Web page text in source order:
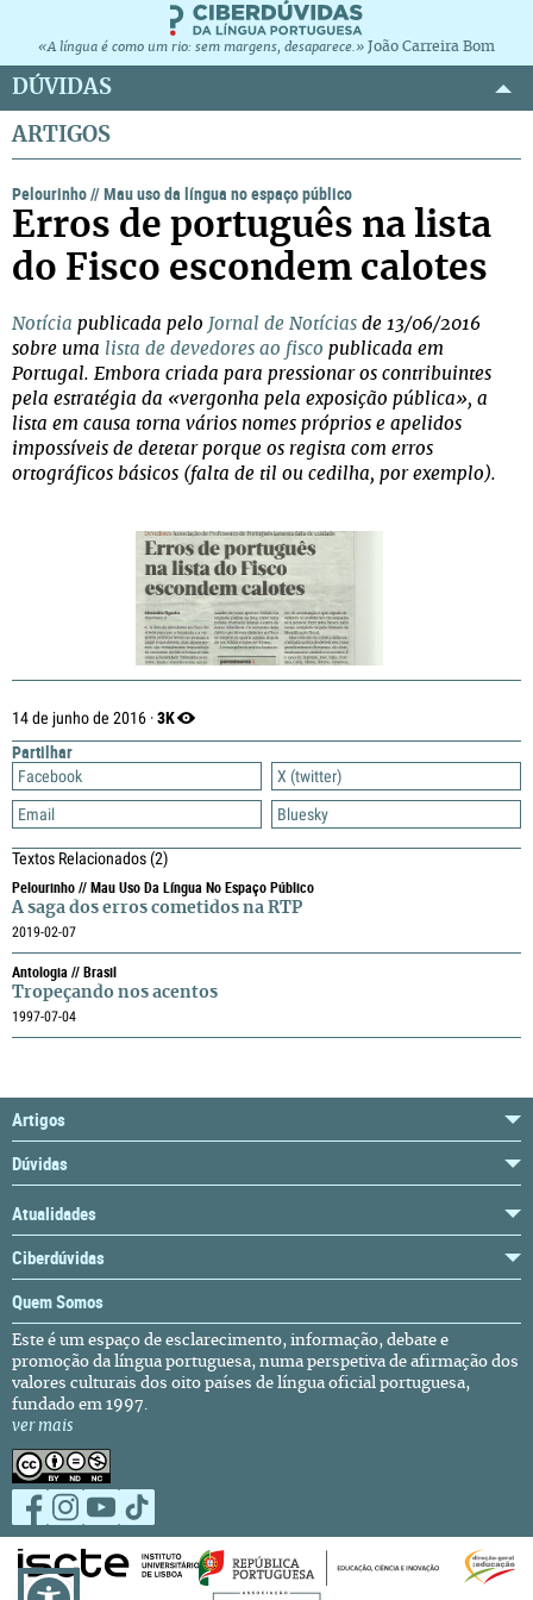
«A língua é como um rio: sem margens, desaparece.» João Carreira Bom
DÚVIDAS
ARTIGOS
14 de junho de 2016 ·3K
Partilhar
Facebook
X (twitter)
Email
Bluesky
Textos Relacionados(2)
Pelourinho // Mau Uso Da Língua No Espaço Público
A saga dos erros cometidos na RTP
2019-02-07
Antologia // Brasil
Tropeçando nos acentos
1997-07-04
Pelourinho//Mau uso da língua no espaço público
Erros de português na lista
do Fisco escondem calotes
Notícia publicada pelo Jornal de Notícias de 13/06/2016
sobre uma lista de devedores ao fisco publicada em
Portugal. Embora criada para pressionar os contribuintes
pela estratégia da «vergonha pela exposição pública», a
lista em causa torna vários nomes próprios e apelidos
impossíveis de detetar porque os regista com erros
ortográficos básicos (falta de til ou cedilha, por exemplo).
Artigos
Dúvidas
Atualidades
Ciberdúvidas
Quem Somos
Este é um espaço de esclarecimento, informação, debate e
promoção da língua portuguesa, numa perspetiva de afirmação dos
valores culturais dos oito países de língua oficial portuguesa,
fundado em 1997.
ver mais